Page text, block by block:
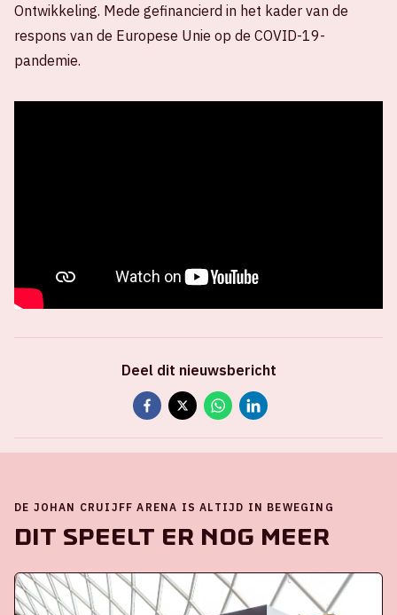
Ontwikkeling. Mede gefinancierd in het kader van de
respons van de Europese Unie op de COVID-19-
pandemie.
Deel dit nieuwsbericht
DE JOHAN CRUIJFF ARENA IS ALTIJD IN BEWEGING
Dit speelt er nog meer